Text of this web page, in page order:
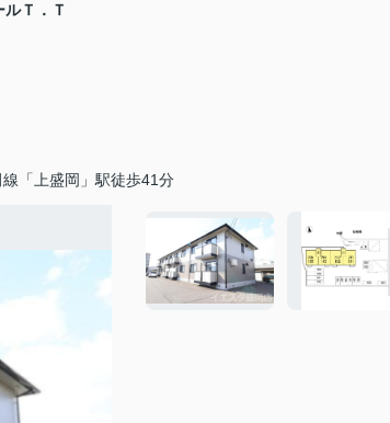
Ｔ．Ｔ
線「上盛岡」駅徒歩41分